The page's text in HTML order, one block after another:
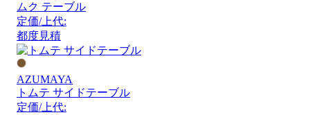
ムク テーブル
定価/上代:
都度見積
AZUMAYA
トムテ サイドテーブル
定価/上代: